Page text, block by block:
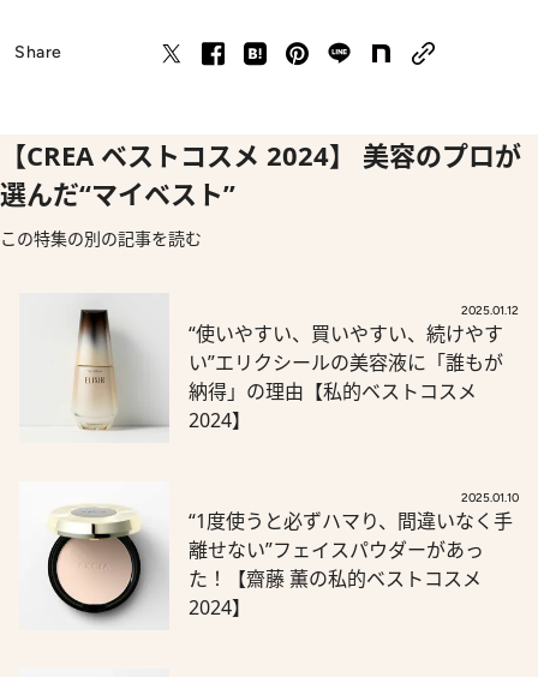
Share
【CREA ベストコスメ 2024】 美容のプロが
選んだ“マイベスト”
この特集の別の記事を読む
2025.01.12
“使いやすい、買いやすい、続けやす
い”エリクシールの美容液に「誰もが
納得」の理由【私的ベストコスメ
2024】
2025.01.10
“1度使うと必ずハマり、間違いなく手
離せない”フェイスパウダーがあっ
た！【齋藤 薫の私的ベストコスメ
2024】